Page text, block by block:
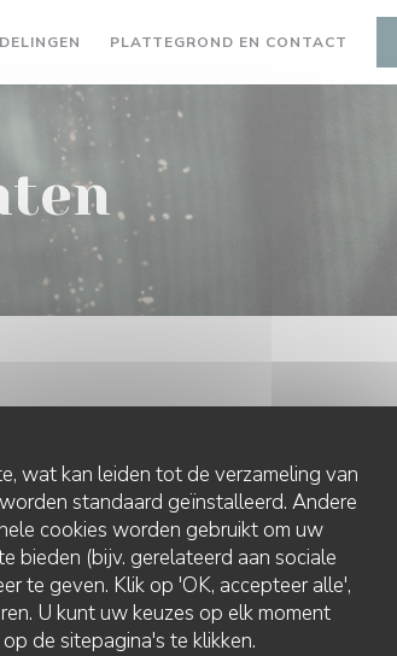
wat kan leiden tot de verzameling van
standaard geïnstalleerd. Andere
cookies worden gebruikt om uw
bieden (bijv. gerelateerd aan sociale
te geven. Klik op 'OK, accepteer alle',
U kunt uw keuzes op elk moment
de sitepagina's te klikken.
PLATTEGROND EN CONTACT